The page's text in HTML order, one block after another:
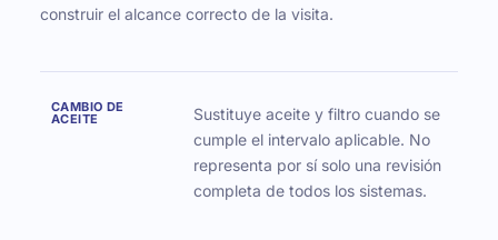
construir el alcance correcto de la visita.
CAMBIO DE
ACEITE
Sustituye aceite y filtro cuando se
cumple el intervalo aplicable. No
representa por sí solo una revisión
completa de todos los sistemas.